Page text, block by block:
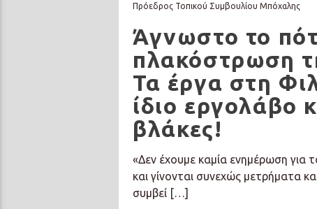
Πρόεδρος Τοπικού Συμβουλίου Μπόχαλης
Άγνωστο το
πλακόστρωση
Τα έργα στη
ίδιο εργολάβο
βλάκες!
«Δεν έχουμε καμία ενημέρωση για
και γίνονται συνεχώς μετρήματα
συμβεί […]